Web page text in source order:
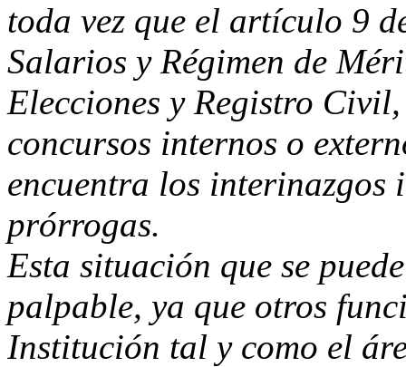
toda vez que el artículo 9
Salarios y Régimen de
Elecciones y Registro
concursos internos o
encuentra los interinazgos
prórrogas.
Esta situación que se
palpable, ya que otros
Institución tal y como el